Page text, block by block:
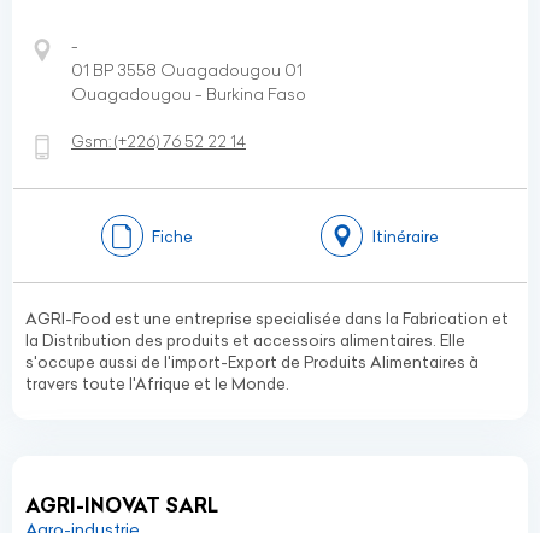
-
01 BP 3558 Ouagadougou 01
Ouagadougou - Burkina Faso
Gsm:(+226)76 52 22 14
Fiche Itinéraire
AGRI-Food est une entreprise specialisée dans la Fabrication et
la Distribution des produits et accessoirs alimentaires. Elle
s'occupe aussi de l'import-Export de Produits Alimentaires à
travers toute l'Afrique et le Monde.
AGRI-INOVAT SARL